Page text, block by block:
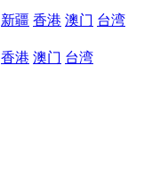
新疆 香港 澳门 台湾
香港 澳门 台湾